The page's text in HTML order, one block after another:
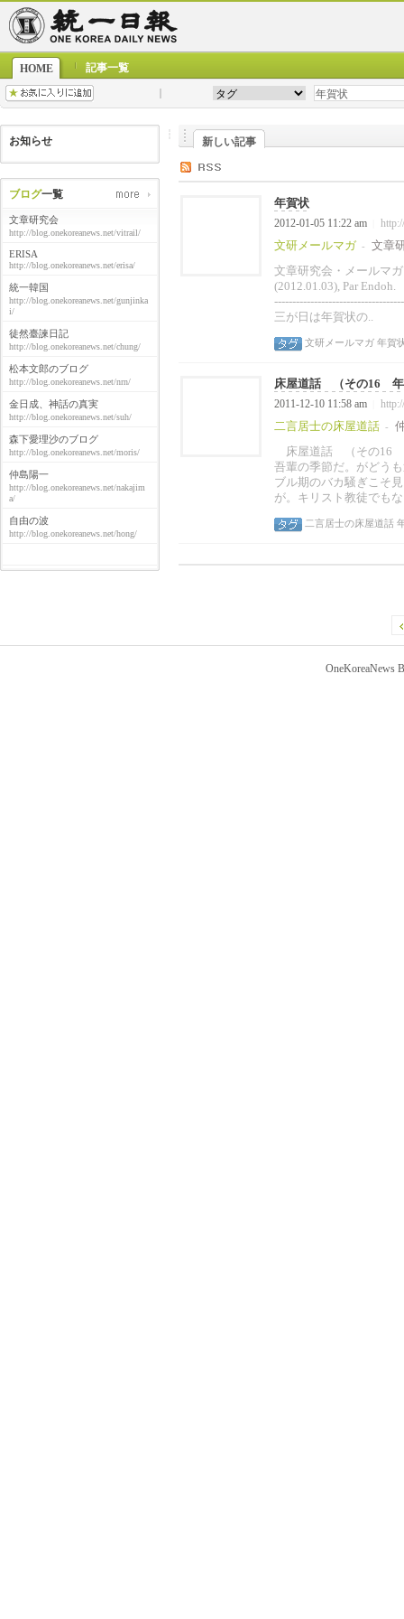
HOME 記事一覧
お知らせ
ブログ一覧
文章研究会
http://blog.onekoreanews.net/vitrail/
ERISA
http://blog.onekoreanews.net/erisa/
統一韓国
http://blog.onekoreanews.net/gunjinka
i/
徒然臺諫日記
http://blog.onekoreanews.net/chung/
松本文郎のブログ
http://blog.onekoreanews.net/nrn/
金日成、神話の真実
http://blog.onekoreanews.net/suh/
森下愛理沙のブログ
http://blog.onekoreanews.net/moris/
仲島陽一
http://blog.onekoreanews.net/nakajim
a/
自由の波
http://blog.onekoreanews.net/hong/
新しい記事
年賀状
2012-01-05 11:22 am
文研メールマガ -
文章
文章研究会・メールマ
三が日は年賀状の..
文研メールマガ 年賀
床屋道話 （その16 年
2011-12-10 11:58 am
二言居士の床屋道話 -
床屋道話 （その16
吾輩の季節だ。がどう
ブル期のバカ騒ぎこそ
が。キリスト教徒でも
二言居士の床屋道話
OneKoreaNews